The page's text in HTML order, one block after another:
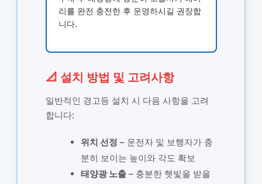
리를 완전 충전한 후 운영하시길 권장합
니다.
📐 설치 방법 및 고려사항
일반적인 경고등 설치 시 다음 사항을 고려
합니다:
위치 선정 – 운전자 및 보행자가 충
분히 보이는 높이와 각도 확보
태양광 노출– 충분한 햇빛을 받을